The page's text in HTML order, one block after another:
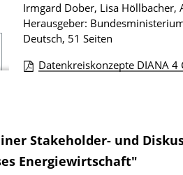
z
u
P
i
k
Irmgard Dober, Lisa Höllbacher,
Herausgeber:
Deutsch, 51 Seiten
n
l
Datenkreiskonzepte DIANA 4
Stakeholder- und
Energiewirtschaft"